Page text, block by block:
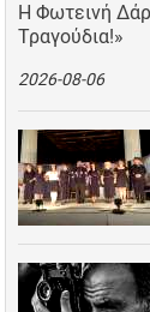
Η Φωτεινή
Τραγούδια!»
2026-08-06